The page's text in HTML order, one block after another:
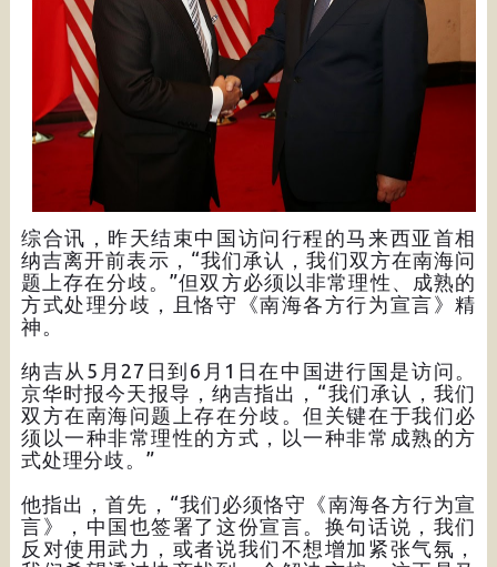
综合讯，昨天结束中国访问行程的马来西亚首相
纳吉离开前表示，“我们承认，我们双方在南海问
题上存在分歧。”但双方必须以非常理性、成熟的
方式处理分歧，且恪守《南海各方行为宣言》精
神。
纳吉从5月27日到6月1日在中国进行国是访问。
京华时报今天报导，纳吉指出，“我们承认，我们
双方在南海问题上存在分歧。但关键在于我们必
须以一种非常理性的方式，以一种非常成熟的方
式处理分歧。”
他指出，首先，“我们必须恪守《南海各方行为宣
言》，中国也签署了这份宣言。换句话说，我们
反对使用武力，或者说我们不想增加紧张气氛，